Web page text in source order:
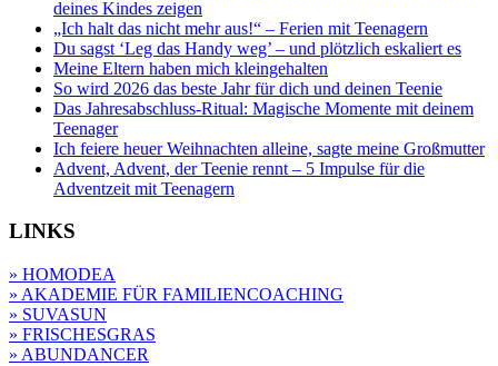
deines Kindes zeigen
„Ich halt das nicht mehr aus!“ – Ferien mit Teenagern
Du sagst ‘Leg das Handy weg’ – und plötzlich eskaliert es
Meine Eltern haben mich kleingehalten
So wird 2026 das beste Jahr für dich und deinen Teenie
Das Jahresabschluss-Ritual: Magische Momente mit deinem
Teenager
Ich feiere heuer Weihnachten alleine, sagte meine Großmutter
Advent, Advent, der Teenie rennt – 5 Impulse für die
Adventzeit mit Teenagern
LINKS
» HOMODEA
» AKADEMIE FÜR FAMILIENCOACHING
» SUVASUN
» FRISCHESGRAS
» ABUNDANCER